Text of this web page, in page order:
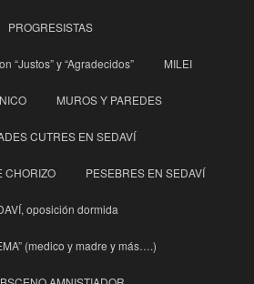
PROGRESISTAS
“Justos” y “Agradecidos” MILEI
MUROS Y PAREDES
CUTRES EN SEDAVÍ
CHORIZO PESEBRES EN SEDAVÍ
oposición dormida
(medico y madre y más….)